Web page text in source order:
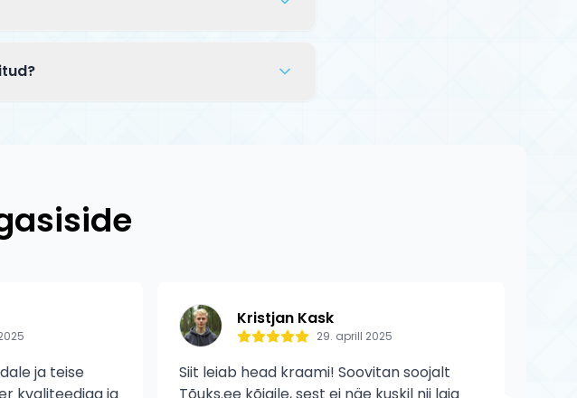
ja terves seisukorras.
ja teise
Kristjan Kask
29. aprill 2025
Siit leiab head kraami! Soovitan soojalt